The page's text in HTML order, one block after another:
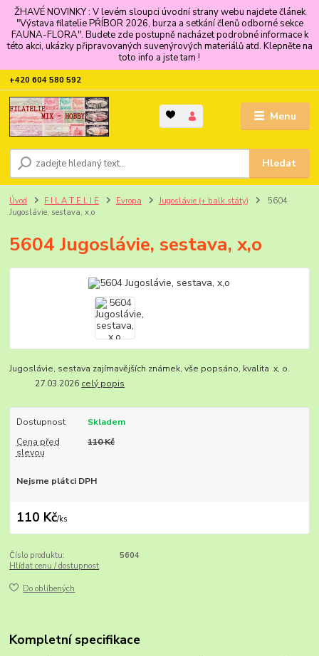
ŽHAVÉ NOVINKY : V levém sloupci úvodní strany webu najdete článek
"Výstava filatelie PŘÍBOR 2026, burza a setkání členů odborné sekce
FAUNA-FLORA". Budete zde postupně nacházet podrobné informace k
této akci, ukázky připravovaných suvenýrových materiálů atd. Klepněte na
toto info a jste tam !
Menu
Hledat
+420 604 580 592
Úvod F I L A T E L I E Evropa Jugoslávie (+ balk.státy)
5604
Jugoslávie, sestava, x,o
5604 Jugoslávie, sestava, x,o
Jugoslávie, sestava zajímavějších známek, vše popsáno, kvalita x, o.
27.03.2026 celý popis
Dostupnost
Skladem
Cena před
slevou
110 Kč
Nejsme plátci DPH
110 Kč/ks
Číslo produktu:
5604
Hlídat cenu / dostupnost
Do oblíbených
Kompletní specifikace